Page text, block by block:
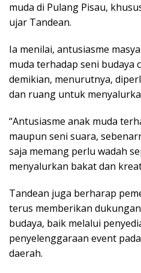
muda di Pulang Pisau,
ujar Tandean.
Ia menilai, antusiasme
muda terhadap seni budaya
demikian, menurutnya,
dan ruang untuk
“Antusiasme anak muda
maupun seni suara,
saja memang perlu wadah
menyalurkan bakat dan
Tandean juga berharap
terus memberikan
budaya, baik melalui
penyelenggaraan event
daerah.